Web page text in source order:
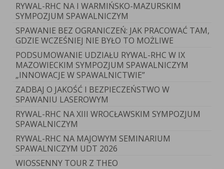
RYWAL-RHC NA I WARMIŃSKO-MAZURSKIM
SYMPOZJUM SPAWALNICZYM
SPAWANIE BEZ OGRANICZEŃ: JAK PRACOWAĆ TAM,
GDZIE WCZEŚNIEJ NIE BYŁO TO MOŻLIWE
PODSUMOWANIE UDZIAŁU RYWAL-RHC W IX
MAZOWIECKIM SYMPOZJUM SPAWALNICZYM
„INNOWACJE W SPAWALNICTWIE”
ZADBAJ O JAKOŚĆ I BEZPIECZEŃSTWO W
SPAWANIU LASEROWYM
RYWAL-RHC NA XIII WROCŁAWSKIM SYMPOZJUM
SPAWALNICZYM
RYWAL-RHC NA MAJOWYM SEMINARIUM
SPAWALNICZYM UDT 2026
WIOSSENNY TOUR Z THEO